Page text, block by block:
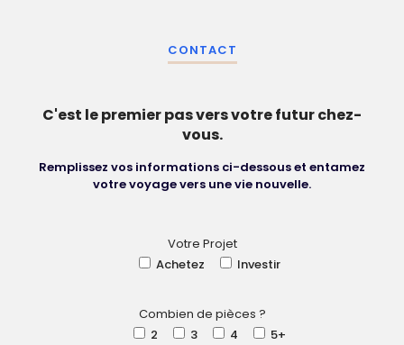
CONTACT
C'est le premier pas vers votre futur chez-
vous.
Remplissez vos informations ci-dessous et entamez
votre voyage vers une vie nouvelle.
Votre Projet
Achetez
Investir
Combien de pièces ?
2
3 4 5+